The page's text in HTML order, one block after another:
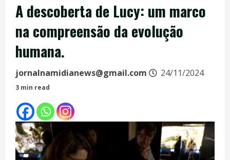
A descoberta de Lucy: um marco
na compreensão da evolução
humana.
jornalnamidianews@gmail.com 24/11/2024
3 min read